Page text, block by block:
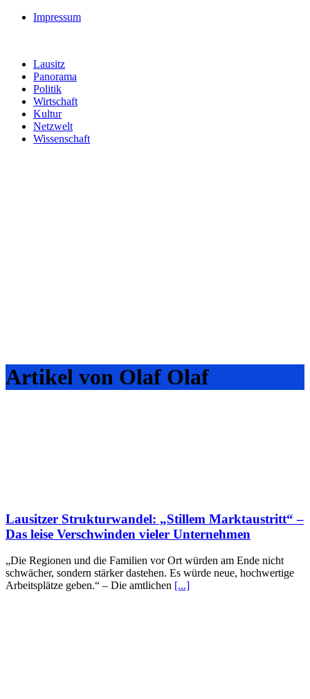
Impressum
Lausitz
Panorama
Politik
Wirtschaft
Kultur
Netzwelt
Wissenschaft
Artikel von Olaf Olaf
Lausitzer Strukturwandel: „Stillem Marktaustritt“ –
Das leise Verschwinden vieler Unternehmen
„Die Regionen und die Familien vor Ort würden am Ende nicht
schwächer, sondern stärker dastehen. Es würde neue, hochwertige
Arbeitsplätze geben.“ – Die amtlichen [...]